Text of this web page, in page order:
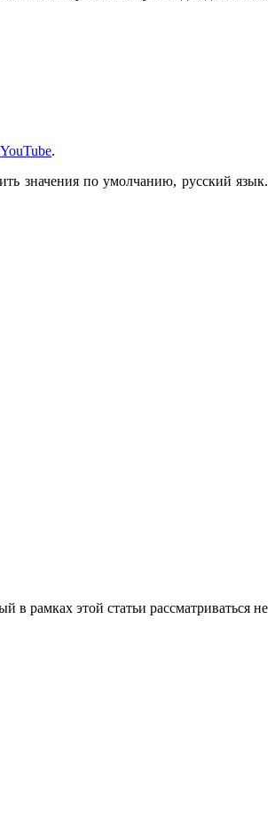
YouTube.
значения по умолчанию, русский язык.
рамках этой статьи рассматриваться не